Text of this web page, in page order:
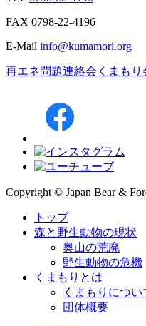
FAX 0798-22-4196
E-Mail info@kumamori.org
再エネ問題連絡会 くまも
Copyright © Japan Bear &
トップ
森と野生動物の現状
奥山の荒廃
野生動物の危機
くまもりとは
くまもりについ
団体概要